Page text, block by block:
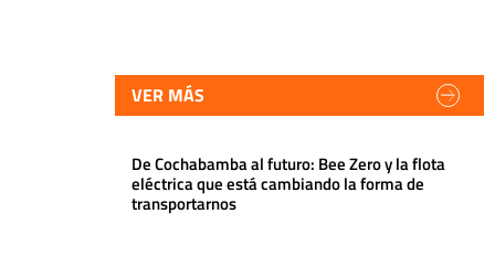
VER MÁS
De Cochabamba al futuro: Bee Zero y la flota
eléctrica que está cambiando la forma de
transportarnos